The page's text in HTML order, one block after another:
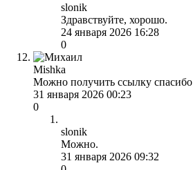
slonik
Здравствуйте, хорошо.
24 января 2026 16:28
0
Mishka
Можно получить ссылку спасибо
31 января 2026 00:23
0
slonik
Можно.
31 января 2026 09:32